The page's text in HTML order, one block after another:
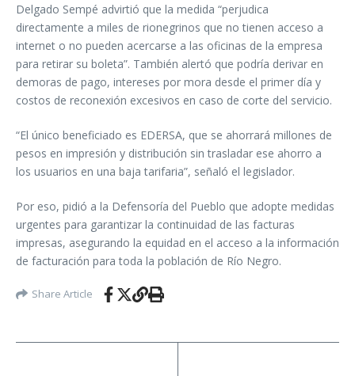
Delgado Sempé advirtió que la medida “perjudica
directamente a miles de rionegrinos que no tienen acceso a
internet o no pueden acercarse a las oficinas de la empresa
para retirar su boleta”. También alertó que podría derivar en
demoras de pago, intereses por mora desde el primer día y
costos de reconexión excesivos en caso de corte del servicio.
“El único beneficiado es EDERSA, que se ahorrará millones de
pesos en impresión y distribución sin trasladar ese ahorro a
los usuarios en una baja tarifaria”, señaló el legislador.
Por eso, pidió a la Defensoría del Pueblo que adopte medidas
urgentes para garantizar la continuidad de las facturas
impresas, asegurando la equidad en el acceso a la información
de facturación para toda la población de Río Negro.
Share Article